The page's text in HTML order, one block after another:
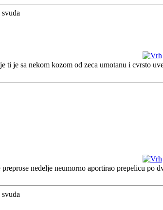
ti je sa nekom kozom od zeca umotanu i cvrsto
nedelje neumorno aportirao prepelicu po